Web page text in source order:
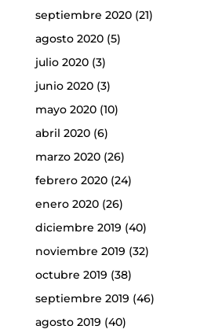
septiembre 2020(21)
agosto 2020(5)
julio 2020(3)
junio 2020(3)
mayo 2020(10)
abril 2020(6)
marzo 2020(26)
febrero 2020(24)
enero 2020(26)
diciembre 2019 (40)
noviembre 2019 (32)
octubre 2019 (38)
septiembre 2019 (46)
agosto 2019 (40)